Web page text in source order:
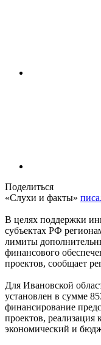
Поделиться
«Слухи и факты»
В целях поддержки
субъектах РФ
лимиты
финансового
проектов, сообщает
Для Ивановской
установлен в сумме
финансирование
проектов, реализация
экономический и